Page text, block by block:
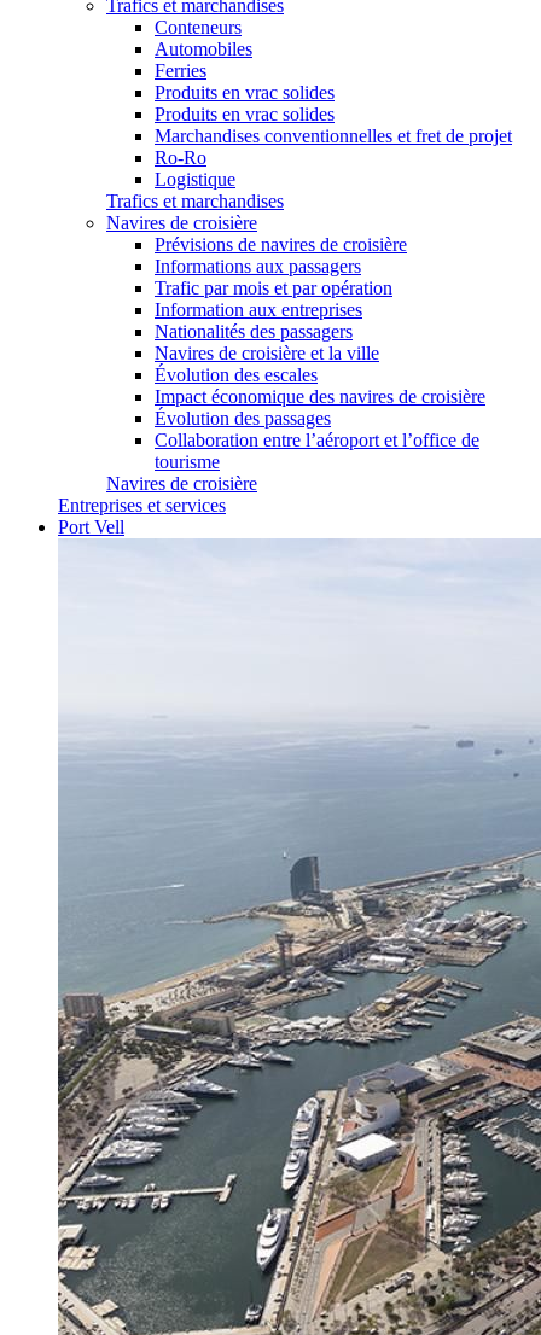
Trafics et marchandises
Conteneurs
Automobiles
Ferries
Produits en vrac solides
Produits en vrac solides
Marchandises conventionnelles et fret de projet
Ro-Ro
Logistique
Trafics et marchandises
Navires de croisière
Prévisions de navires de croisière
Informations aux passagers
Trafic par mois et par opération
Information aux entreprises
Nationalités des passagers
Navires de croisière et la ville
Évolution des escales
Impact économique des navires de croisière
Évolution des passages
Collaboration entre l’aéroport et l’office de
tourisme
Navires de croisière
Entreprises et services
Port Vell